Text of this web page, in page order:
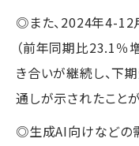
◎また、2024年4-
（前年同期比23.1％
き合いが継続し、下
通しが示されたこと
◎生成AI向けなどの